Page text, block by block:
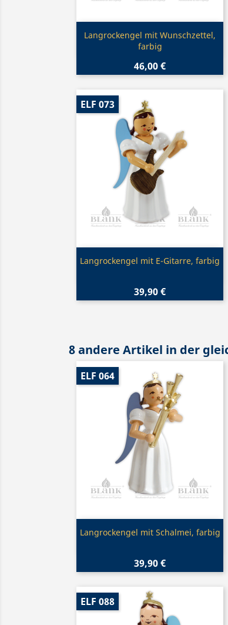
Vorschau
Langrockengel mit Wunschzettel,
farbig
46,00 €
Vorschau
Langrockengel mit E-Gitarre, farbig
39,90 €
ELF 073
8 andere Artikel in der
Vorschau
Langrockengel mit Schalmei, farbig
39,90 €
ELF 064
ELF 088